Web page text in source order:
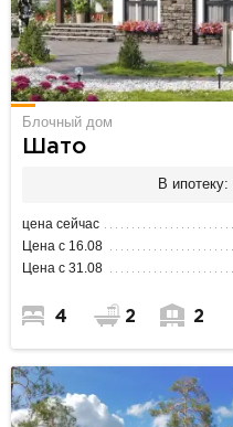
Блочный дом
Шато
В ипотеку:
цена сейчас
Цена с 16.08
Цена с 31.08
4 2 2